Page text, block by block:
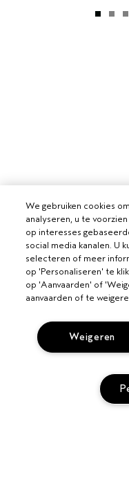
VOOR PROFESSIONALS
WORD EEN AVEDA
We gebruiken cookies
analyseren, u te
op interesses
social media kanalen. U
selecteren of meer
op 'Personaliseren' te
op 'Aanvaarden' of
aanvaarden of te
Weigeren